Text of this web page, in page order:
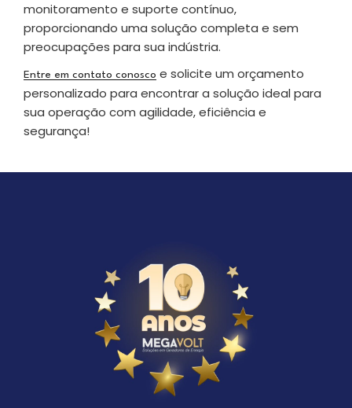
monitoramento e suporte contínuo,
proporcionando uma solução completa e sem
preocupações para sua indústria.
Entre em contato conosco e solicite um orçamento
personalizado para encontrar a solução ideal para
sua operação com agilidade, eficiência e
segurança!